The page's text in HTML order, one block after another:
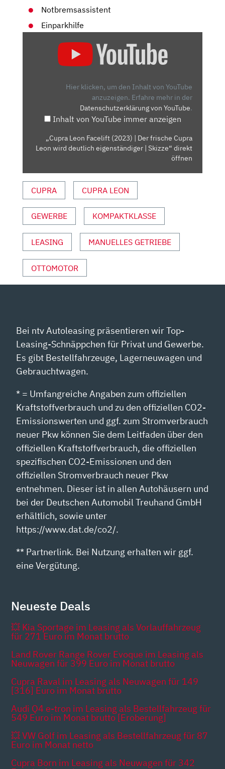
Notbremsassistent
Einparkhilfe
CUPRA
WIRD
|
SKIZZE“
VON
YOUTUBE
Hier klicken, um den Inhalt von YouTube
anzuzeigen. Erfahre mehr in der
Datenschutzerklärung von YouTube.
Inhalt von YouTube immer anzeigen
„Cupra Leon Facelift (2023) | Der frische Cupra
Leon wird deutlich eigenständiger | Skizze“ direkt
öffnen
CUPRA CUPRA LEON
GEWERBE KOMPAKTKLASSE
LEASING MANUELLES GETRIEBE
OTTOMOTOR
Bei ntv Autoleasing präsentieren wir Top-
Leasing-Schnäppchen für Privat und Gewerbe.
Es gibt Bestellfahrzeuge, Lagerneuwagen und
Gebrauchtwagen.
* = Umfangreiche Angaben zum offiziellen
Kraftstoffverbrauch und zu den offiziellen CO2-
Emissionswerten und ggf. zum Stromverbrauch
neuer Pkw können Sie dem Leitfaden über den
offiziellen Kraftstoffverbrauch, die offiziellen
spezifischen CO2-Emissionen und den
offiziellen Stromverbrauch neuer Pkw
entnehmen. Dieser ist in allen Autohäusern und
bei der Deutschen Automobil Treuhand GmbH
erhältlich, sowie unter
https://www.dat.de/co2/.
** Partnerlink. Bei Nutzung erhalten wir ggf.
eine Vergütung.
Neueste Deals
💥 Kia Sportage im Leasing als Vorlauffahrzeug
für 271 Euro im Monat brutto
Land Rover Range Rover Evoque im Leasing als
Neuwagen für 399 Euro im Monat brutto
Cupra Raval im Leasing als Neuwagen für 149
[316] Euro im Monat brutto
Audi Q4 e-tron im Leasing als Bestellfahrzeug für
549 Euro im Monat brutto [Eroberung]
💥 VW Golf im Leasing als Bestellfahrzeug für 87
Euro im Monat netto
Cupra Born im Leasing als Neuwagen für 342